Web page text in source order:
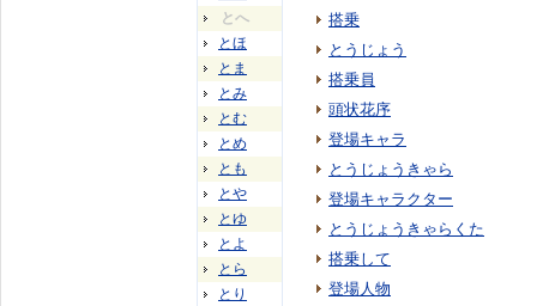
とへ
とほ
とま
とみ
とむ
とめ
とも
とや
とゆ
とよ
とら
とり
搭乗
とうじょう
搭乗員
頭状花序
登場キャラ
とうじょうきゃら
登場キャラクター
とうじょうきゃらくた
搭乗して
登場人物